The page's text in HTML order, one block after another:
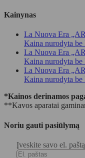
Kainynas
La Nuova Era
Kaina nurodyta
La Nuova Era
Kaina nurodyta
La Nuova Era
Kaina nurodyta
*Kainos derinamos
**Kavos aparatai
Noriu gauti pasiūlymą
Įveskite savo el. paštą